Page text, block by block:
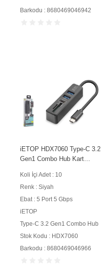
Barkodu : 8680469046942
iETOP HDX7060 Type-C 3.2
Gen1 Combo Hub Kart
Siyah
Koli İçi Adet : 10
Renk : Siyah
Ebat : 5 Port 5 Gbps
iETOP
Type-C 3.2 Gen1 Combo Hub
Stok Kodu : HDX7060
Barkodu : 8680469046966